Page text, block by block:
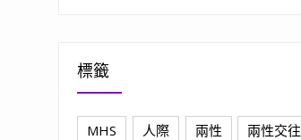
標籤
MHS 人際 兩性 兩性交往